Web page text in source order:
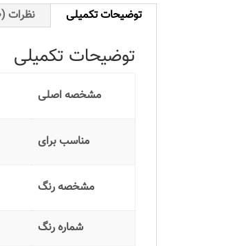
توضیحات تکمیلی نظرات (0)
توضیحات تکمیلی
مشخصه اصلی
مناسب برای
مشخصه رنگ
شماره رنگ